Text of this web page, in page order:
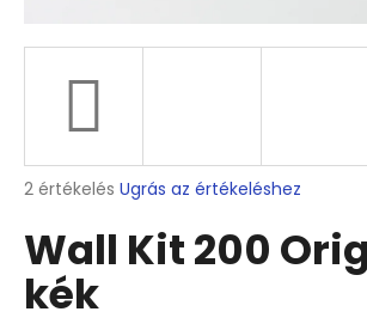
A
átlagos
értékelése
5-
ből
2 értékelés Ugrás az értékeléshez
Wall Kit 200
kék
l
j
u
k